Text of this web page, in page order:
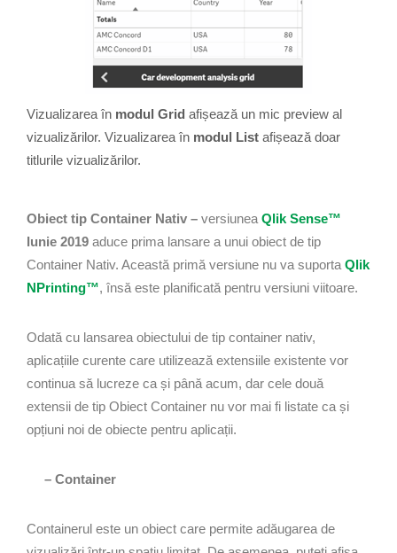
Vizualizarea în modul Grid afișează un mic preview al
vizualizărilor. Vizualizarea în modul List afișează doar
titlurile vizualizărilor.
Obiect tip Container Nativ – versiunea Qlik Sense™
Iunie 2019 aduce prima lansare a unui obiect de tip
Container Nativ. Această primă versiune nu va suporta Qlik
NPrinting™, însă este planificată pentru versiuni viitoare.
Odată cu lansarea obiectului de tip container nativ,
aplicațiile curente care utilizează extensiile existente vor
continua să lucreze ca și până acum, dar cele două
extensii de tip Obiect Container nu vor mai fi listate ca și
opțiuni noi de obiecte pentru aplicații.
– Container
Containerul este un obiect care permite adăugarea de